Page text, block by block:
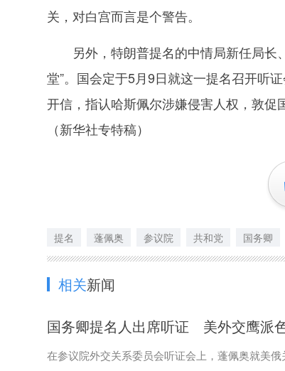
关，对白宫而言是个警告。
另外，特朗普提名的中情局新任局长
堂”。国会定于5月9日就这一提名召开听
开信，指认哈斯佩尔涉嫌侵害人权，敦促
（新华社专特稿）
提名 蓬佩奥 参议院 共和党 国务卿
相关新闻
国务卿提名人出席听证 美外交鹰派
在参议院外交关系委员会听证会上，蓬佩奥就美